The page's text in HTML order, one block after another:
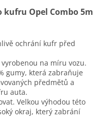
kufru Opel Combo 5m
ochrání kufr před
na míru vozu.
gumy, která zabraňuje
předmětů a
auta.
Velkou výhodou této
okraj, který zabrání